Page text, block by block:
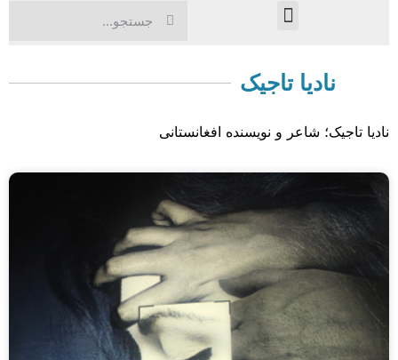
نادیا تاجیک
نادیا تاجیک؛ شاعر و نویسنده افغانستانی